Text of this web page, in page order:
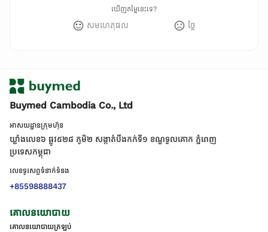
ឃើញតម្លៃនេះទេ?
សមហេតុផល ថ្លៃ
Buymed Cambodia Co., Ltd
អាសយដ្ឋានក្រុមហ៊ុន
ឃ្លាំងលេខ៦ ផ្លូវ៥២៨ ភូមិ២ សង្កាត់់បឹងកក់ទី១ ខណ្ឌទួលគោក ភ្នំពេញ
ប្រទេសកម្ពុជា
លេខទូរសព្ទទំនាក់ទំនង
+85598888437
គោលនយោបាយ
គោលនយោបាយត្រឡប់